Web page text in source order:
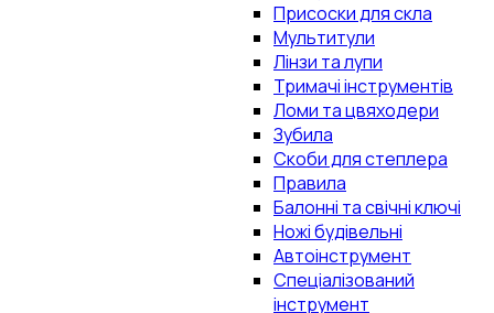
Присоски для скла
Мультитули
Лінзи та лупи
Тримачі інструментів
Ломи та цвяходери
Зубила
Скоби для степлера
Правила
Балонні та свічні ключі
Ножі будівельні
Автоінструмент
Спеціалізований
інструмент